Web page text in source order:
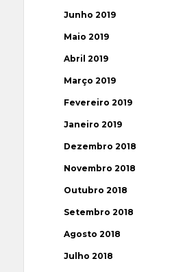
Junho 2019
Maio 2019
Abril 2019
Março 2019
Fevereiro 2019
Janeiro 2019
Dezembro 2018
Novembro 2018
Outubro 2018
Setembro 2018
Agosto 2018
Julho 2018